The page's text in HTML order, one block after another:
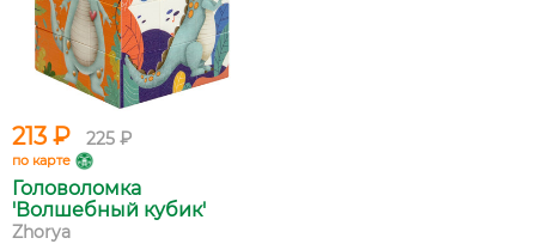
213 ₽ 225 ₽
по карте
Головоломка
'Волшебный кубик'
Zhorya